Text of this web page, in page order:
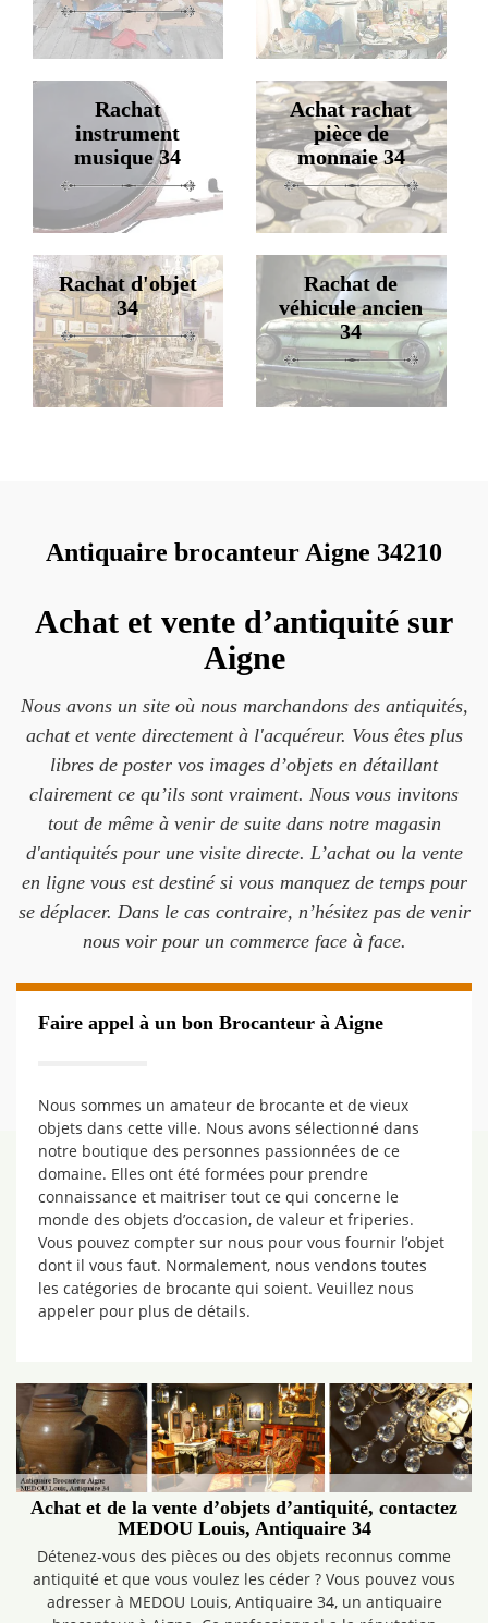
Rachat
instrument
musique 34
Achat rachat
pièce de
monnaie 34
Rachat d'objet
34
Rachat de
véhicule ancien
34
Antiquaire brocanteur Aigne 34210
Achat et vente d’antiquité sur
Aigne
Nous avons un site où nous marchandons des antiquités,
achat et vente directement à l'acquéreur. Vous êtes plus
libres de poster vos images d’objets en détaillant
clairement ce qu’ils sont vraiment. Nous vous invitons
tout de même à venir de suite dans notre magasin
d'antiquités pour une visite directe. L’achat ou la vente
en ligne vous est destiné si vous manquez de temps pour
se déplacer. Dans le cas contraire, n’hésitez pas de venir
nous voir pour un commerce face à face.
Faire appel à un bon Brocanteur à Aigne
Nous sommes un amateur de brocante et de vieux
objets dans cette ville. Nous avons sélectionné dans
notre boutique des personnes passionnées de ce
domaine. Elles ont été formées pour prendre
connaissance et maitriser tout ce qui concerne le
monde des objets d’occasion, de valeur et friperies.
Vous pouvez compter sur nous pour vous fournir l’objet
dont il vous faut. Normalement, nous vendons toutes
les catégories de brocante qui soient. Veuillez nous
appeler pour plus de détails.
Achat et de la vente d’objets d’antiquité, contactez
MEDOU Louis, Antiquaire 34
Détenez-vous des pièces ou des objets reconnus comme
antiquité et que vous voulez les céder ? Vous pouvez vous
adresser à MEDOU Louis, Antiquaire 34, un antiquaire